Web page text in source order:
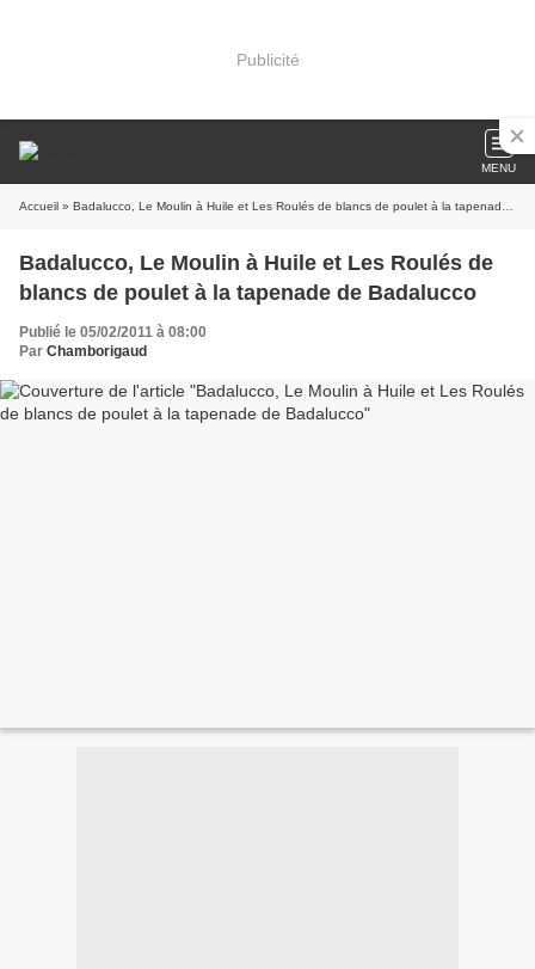
Publicité
MENU
Accueil » Badalucco, Le Moulin à Huile et Les Roulés de blancs de poulet à la tapenade de Badalucco
Badalucco, Le Moulin à Huile et Les Roulés de
blancs de poulet à la tapenade de Badalucco
Publié le 05/02/2011 à 08:00
Par Chamborigaud